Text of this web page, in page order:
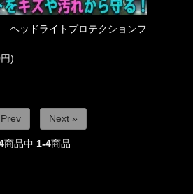
ヘッドライトプロテクションフ
)
Next »
商品中 1-4商品